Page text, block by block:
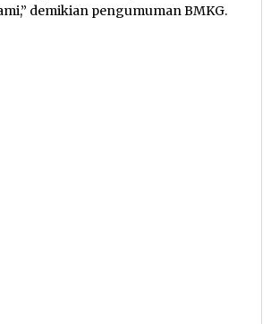
demikian pengumuman BMKG.